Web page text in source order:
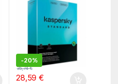
-20%
35,74€
28,59€